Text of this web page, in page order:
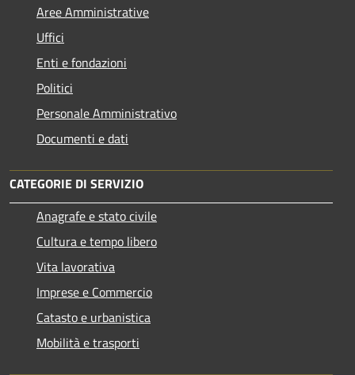
Aree Amministrative
Uffici
Enti e fondazioni
Politici
Personale Amministrativo
Documenti e dati
CATEGORIE DI SERVIZIO
Anagrafe e stato civile
Cultura e tempo libero
Vita lavorativa
Imprese e Commercio
Catasto e urbanistica
Mobilità e trasporti